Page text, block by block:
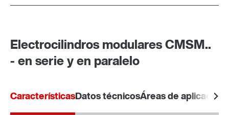
Electrocilindros modulares CMSM..
- en serie y en paralelo
CaracterísticasDatos técnicosÁreas de aplicación